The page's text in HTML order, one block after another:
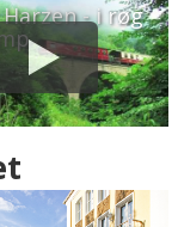
- i røg